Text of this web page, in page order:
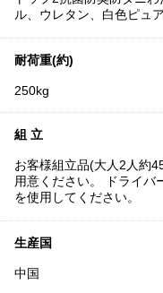
ル、ウレタン、白色ピュ
耐荷重(約)
250kg
組 立
お客様組立品(大人2人約
用意ください。 ドライバ
を使用してください。
生産国
中国